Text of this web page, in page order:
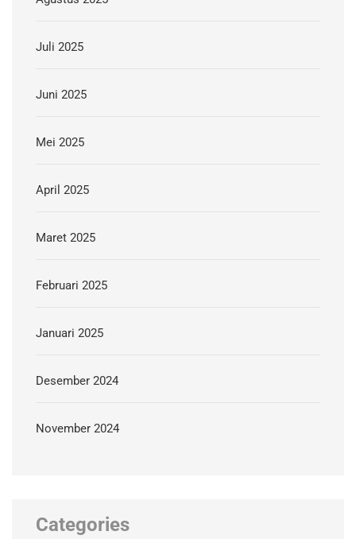
Juli 2025
Juni 2025
Mei 2025
April 2025
Maret 2025
Februari 2025
Januari 2025
Desember 2024
November 2024
Categories